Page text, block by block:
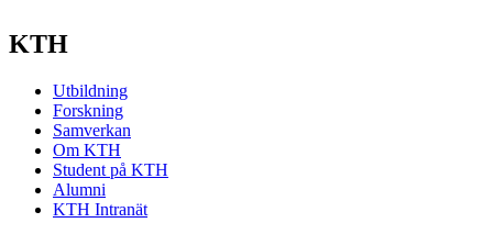
KTH
Utbildning
Forskning
Samverkan
Om KTH
Student på KTH
Alumni
KTH Intranät